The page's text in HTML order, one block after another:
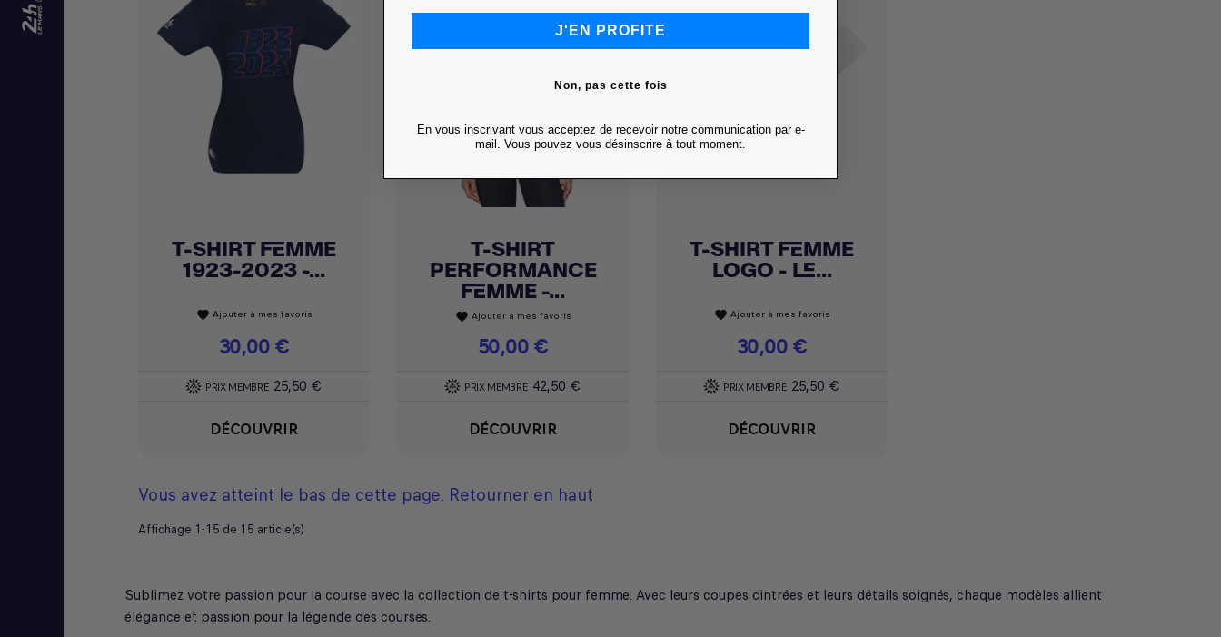
 Achat express
T-SHIRT FEMME
1923-2023 -...
favorite Ajouter à mes favoris
Prix
30,00 €
PRIX MEMBRE 25,50 €
DÉCOUVRIR
Achat express
T-SHIRT
PERFORMANCE
FEMME -...
favorite Ajouter à mes favoris
Prix
50,00 €
PRIX MEMBRE 42,50 €
DÉCOUVRIR
 Achat express
T-SHIRT FEMME
LOGO - LE...
favorite Ajouter à mes favoris
Prix
30,00 €
PRIX MEMBRE 25,50 €
DÉCOUVRIR
Vous avez atteint le bas de cette page. Retourner en haut
Affichage 1-15 de 15 article(s)
Sublimez votre passion pour la course avec la collection de t-shirts pour femme. Avec leurs coupes cintrées et leurs détails soignés, chaque modèles allient
élégance et passion pour la légende des courses.
J'EN PROFITE
Non, pas cette fois
En vous inscrivant vous acceptez de recevoir notre communication par e-
mail. Vous pouvez vous désinscrire à tout moment.